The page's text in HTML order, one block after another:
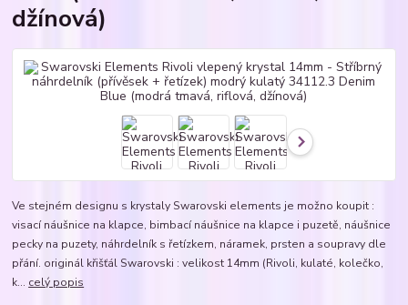
džínová)
Ve stejném designu s krystaly Swarovski elements je možno koupit :
visací náušnice na klapce, bimbací náušnice na klapce i puzetě, náušnice
pecky na puzety, náhrdelník s řetízkem, náramek, prsten a soupravy dle
přání. originál křišťál Swarovski : velikost 14mm (Rivoli, kulaté, kolečko,
k... celý popis